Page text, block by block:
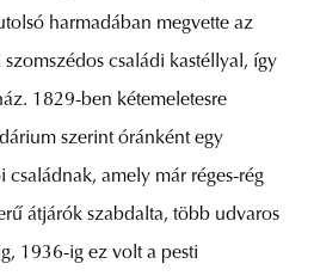
harmadában megvette az
szomszédos családi kastéllyal, így
1829-ben kétemeletesre
szerint óránként egy
amely már réges-rég
átjárók szabdalta, több udvaros
1936-ig ez volt a pesti